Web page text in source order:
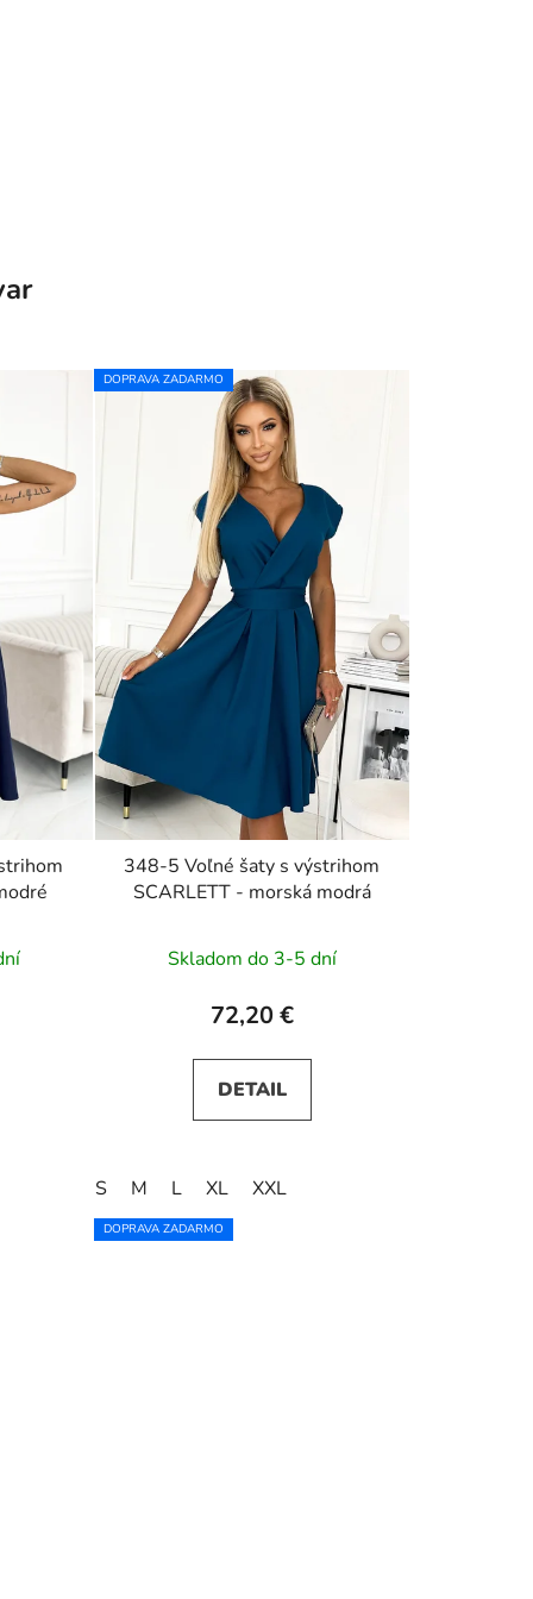
DOPRAVA ZADARMO
348-5 Voľné šaty s výstrihom
SCARLETT - morská modrá
Skladom do 3-5 dní
72,20 €
DETAIL
S M L XL XXL
DOPRAVA ZADARMO